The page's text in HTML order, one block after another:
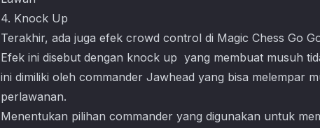
4. Knock Up
Terakhir, ada juga efek crowd control di Magic Chess Go
Efek ini disebut dengan knock up yang membuat musuh
ini dimiliki oleh commander Jawhead yang bisa melempar
perlawanan.
Menentukan pilihan commander yang digunakan untuk